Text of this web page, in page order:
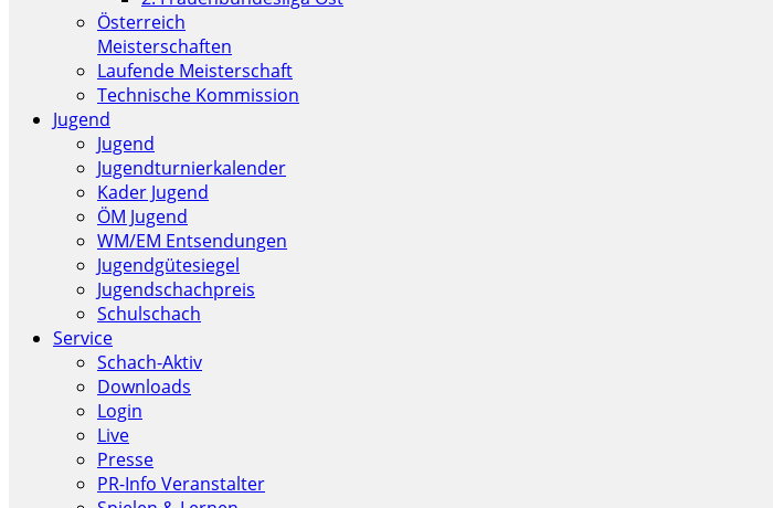
Österreich
Meisterschaften
Laufende Meisterschaft
Technische Kommission
Jugend
Jugend
Jugendturnierkalender
Kader Jugend
ÖM Jugend
WM/EM Entsendungen
Jugendgütesiegel
Jugendschachpreis
Schulschach
Service
Schach-Aktiv
Downloads
Login
Live
Presse
PR-Info Veranstalter